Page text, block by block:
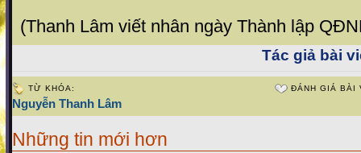
(Thanh Lâm viết nhân ngày Thành lập
Tác giả bài
TỪ KHÓA:
Nguyễn Thanh Lâm
ĐÁNH GIÁ BÀI
Những tin mới hơn